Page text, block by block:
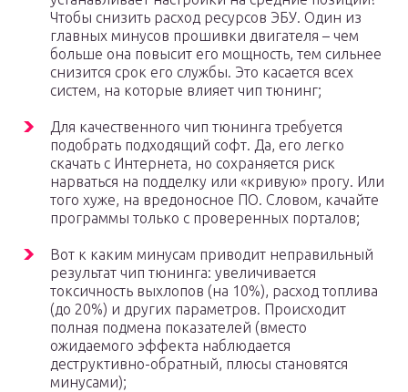
Чтобы снизить расход ресурсов ЭБУ. Один из
главных минусов прошивки двигателя – чем
больше она повысит его мощность, тем сильнее
снизится срок его службы. Это касается всех
систем, на которые влияет чип тюнинг;
Для качественного чип тюнинга требуется
подобрать подходящий софт. Да, его легко
скачать с Интернета, но сохраняется риск
нарваться на подделку или «кривую» прогу. Или
того хуже, на вредоносное ПО. Словом, качайте
программы только с проверенных порталов;
Вот к каким минусам приводит неправильный
результат чип тюнинга: увеличивается
токсичность выхлопов (на 10%), расход топлива
(до 20%) и других параметров. Происходит
полная подмена показателей (вместо
ожидаемого эффекта наблюдается
деструктивно-обратный, плюсы становятся
минусами);